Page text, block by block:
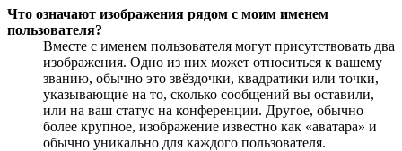
Что означают изображения рядом с моим именем
пользователя?
Вместе с именем пользователя могут присутствовать два
изображения. Одно из них может относиться к вашему
званию, обычно это звёздочки, квадратики или точки,
указывающие на то, сколько сообщений вы оставили,
или на ваш статус на конференции. Другое, обычно
более крупное, изображение известно как «аватара» и
обычно уникально для каждого пользователя.